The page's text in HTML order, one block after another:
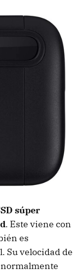
súper
. Este viene con
es
Su velocidad de